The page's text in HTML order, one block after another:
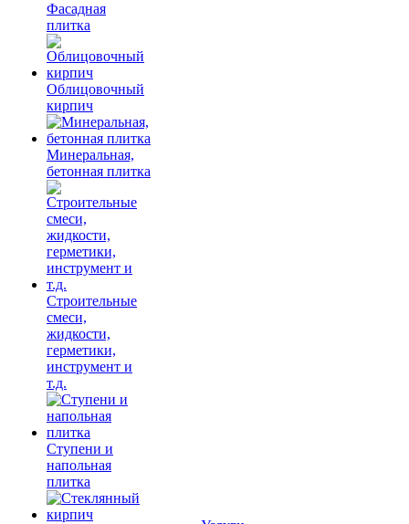
Фасадная
плитка
Облицовочный
кирпич
Минеральная,
бетонная плитка
Строительные
смеси,
жидкости,
герметики,
инструмент и
т.д.
Ступени и
напольная
плитка